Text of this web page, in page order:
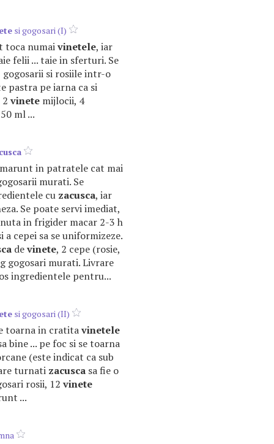
si gogosari (I)
toca numaivinetele, iar
felii ... taie in sferturi. Se
gogosarii si rosiile intr-o
pastra pe iarna ca si
vinete mijlocii, 4
ml ...
marunt in patratele cat mai
murati. Se
cu zacusca, iar
Se poate servi imediat,
in frigider macar 2-3 h
cepei sa se uniformizeze.
devinete, 2 cepe (rosie,
gogosari murati. Livrare
ingredientele pentru...
si gogosari (II)
toarna in cratitavinetele
bine ... pe foc si se toarna
(este indicat ca sub
turnati zacusca sa fie o
rosii, 12 vinete
...